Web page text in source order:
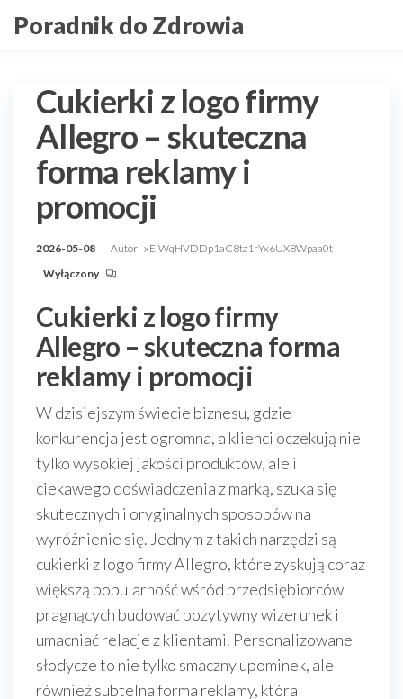
doPoradnik do Zdrowia
Cukierki z logo firmy
Allegro – skuteczna
forma reklamy i
promocji
2026-05-08 Autor xEIWqHVDDp1aC8tz1rYx6UX8Wpaa0t
Wyłączony
Cukierki z logo firmy
Allegro – skuteczna forma
reklamy i promocji
W dzisiejszym świecie biznesu, gdzie
konkurencja jest ogromna, a klienci oczekują nie
tylko wysokiej jakości produktów, ale i
ciekawego doświadczenia z marką, szuka się
skutecznych i oryginalnych sposobów na
wyróżnienie się. Jednym z takich narzędzi są
cukierki z logo firmy Allegro, które zyskują coraz
większą popularność wśród przedsiębiorców
pragnących budować pozytywny wizerunek i
umacniać relacje z klientami. Personalizowane
słodycze to nie tylko smaczny upominek, ale
również subtelna forma reklamy, która